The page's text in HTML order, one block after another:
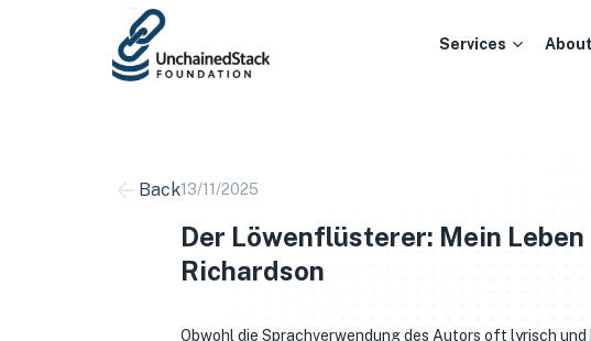
Services
Back13/11/2025
Der Löwenflüsterer: Mein
Richardson
Obwohl die Sprachverwendung des Autors oft lyrisch